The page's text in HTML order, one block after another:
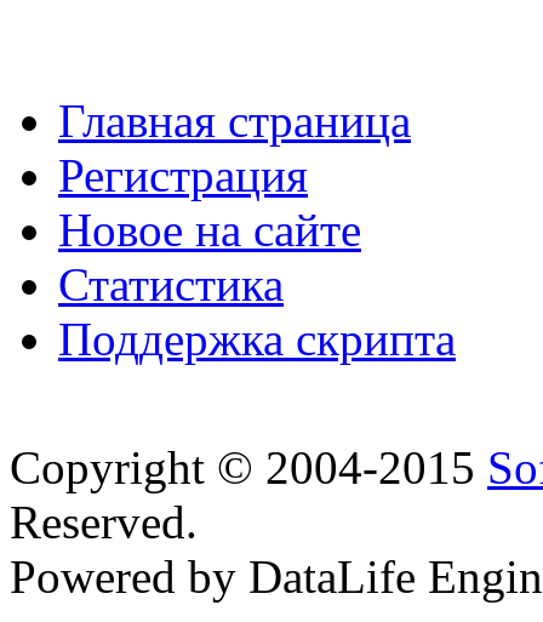
Главная страница
Регистрация
Новое на сайте
Статистика
Поддержка скрипта
Copyright © 2004-2015
Reserved.
Powered by DataLife